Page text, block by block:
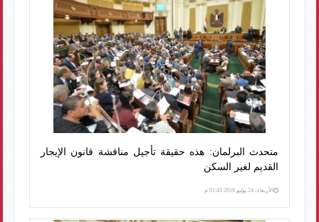
متحدث البرلمان: هذه حقيقة تأجيل مناقشة قانون الإيجار
القديم لغير السكن
الأربعاء، 24 يوليو 2019 01:43 م